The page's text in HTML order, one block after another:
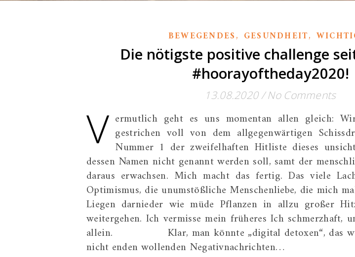
BEWEGENDES, GESUNDHEIT,
Die nötigste positive challenge
#hoorayoftheday2020!
13.08.2020 / No Comments
V ermutlich geht es uns momentan allen gleich:
gestrichen voll von dem allgegenwärtigen
Nummer 1 der zweifelhaften Hitliste dieses
dessen Namen nicht genannt werden soll, samt der
daraus erwachsen. Mich macht das fertig. Das viele
Optimismus, die unumstößliche Menschenliebe, die mich
Liegen darnieder wie müde Pflanzen in allzu großer
weitergehen. Ich vermisse mein früheres Ich
allein. Klar, man könnte „digital detoxen“, das
nicht enden wollenden Negativnachrichten…